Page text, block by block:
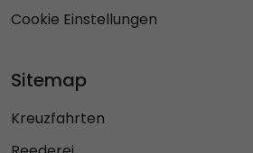
Cookie Einstellungen
Sitemap
Kreuzfahrten